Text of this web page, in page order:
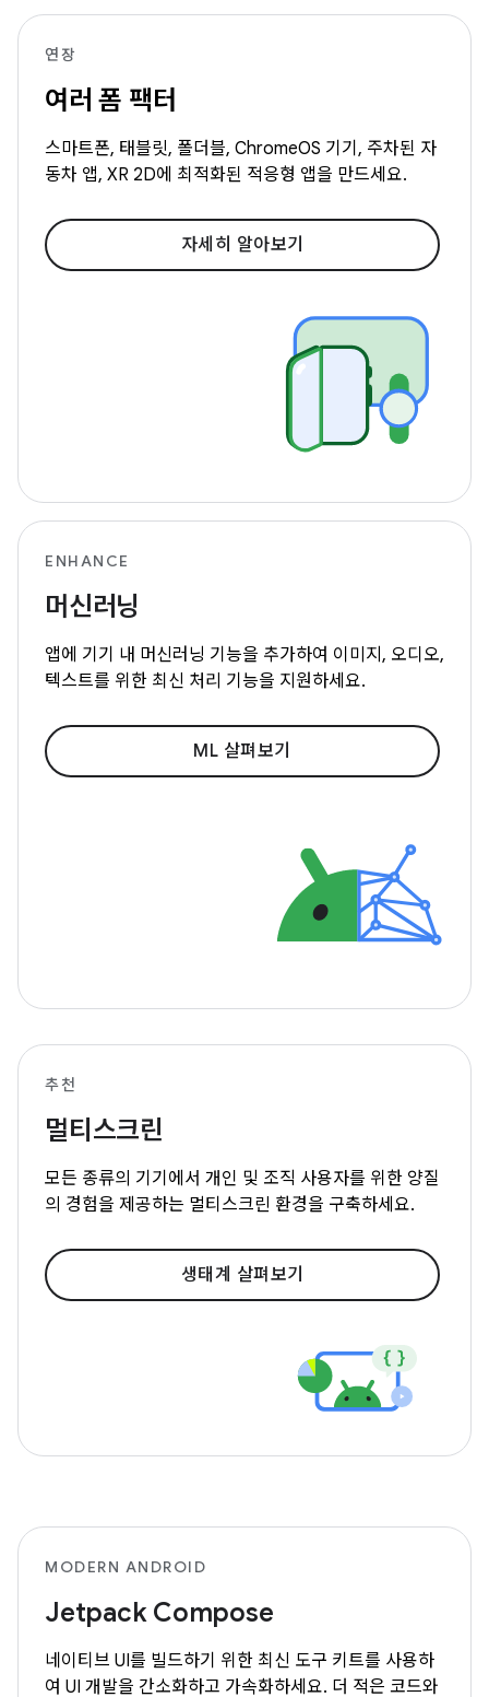
연장
여러 폼 팩터
스마트폰, 태블릿, 폴더블, ChromeOS 기기, 주차된 자
동차 앱, XR 2D에 최적화된 적응형 앱을 만드세요.
자세히 알아보기
ENHANCE
머신러닝
앱에 기기 내 머신러닝 기능을 추가하여 이미지, 오디오,
텍스트를 위한 최신 처리 기능을 지원하세요.
ML 살펴보기
추천
멀티스크린
모든 종류의 기기에서 개인 및 조직 사용자를 위한 양질
의 경험을 제공하는 멀티스크린 환경을 구축하세요.
생태계 살펴보기
MODERN ANDROID
Jetpack Compose
네이티브 UI를 빌드하기 위한 최신 도구 키트를 사용하
여 UI 개발을 간소화하고 가속화하세요. 더 적은 코드와